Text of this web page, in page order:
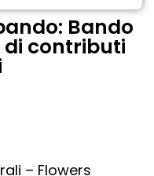
Bando
di contributi
– Flowers